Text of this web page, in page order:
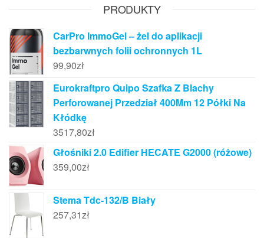
PRODUKTY
CarPro ImmoGel – żel do aplikacji
bezbarwnych folii ochronnych 1L
99,90zł
Eurokraftpro Quipo Szafka Z Blachy
Perforowanej Przedział 400Mm 12 Półki Na
Kłódkę
3517,80zł
Głośniki 2.0 Edifier HECATE G2000 (różowe)
359,00zł
Stema Tdc-132/B Biały
257,31zł